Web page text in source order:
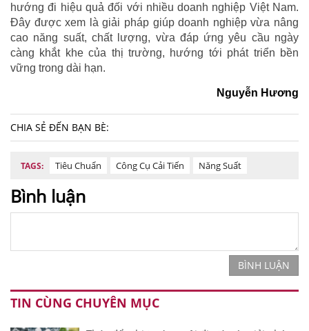
hướng đi hiệu quả đối với nhiều doanh nghiệp Việt Nam.
Đây được xem là giải pháp giúp doanh nghiệp vừa nâng
cao năng suất, chất lượng, vừa đáp ứng yêu cầu ngày
càng khắt khe của thị trường, hướng tới phát triển bền
vững trong dài hạn.
Nguyễn Hương
CHIA SẺ ĐẾN BẠN BÈ:
TAGS: Tiêu Chuẩn Công Cụ Cải Tiến Năng Suất
Bình luận
BÌNH LUẬN
TIN CÙNG CHUYÊN MỤC